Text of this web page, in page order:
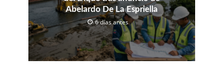
Abelardo De La Espriella
6 días antes